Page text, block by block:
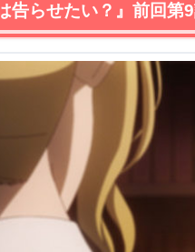
は話せない
行は踊りたい
ばちは取り締まりたい
は聞きだしたい
は告らせたい？』第10話まと
告らせたい？』前回第